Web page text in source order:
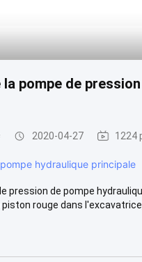
pompe de
2020-04-27 1224
pompe hydraulique principale
pression de pompe
rouge dans l'excavatrice,